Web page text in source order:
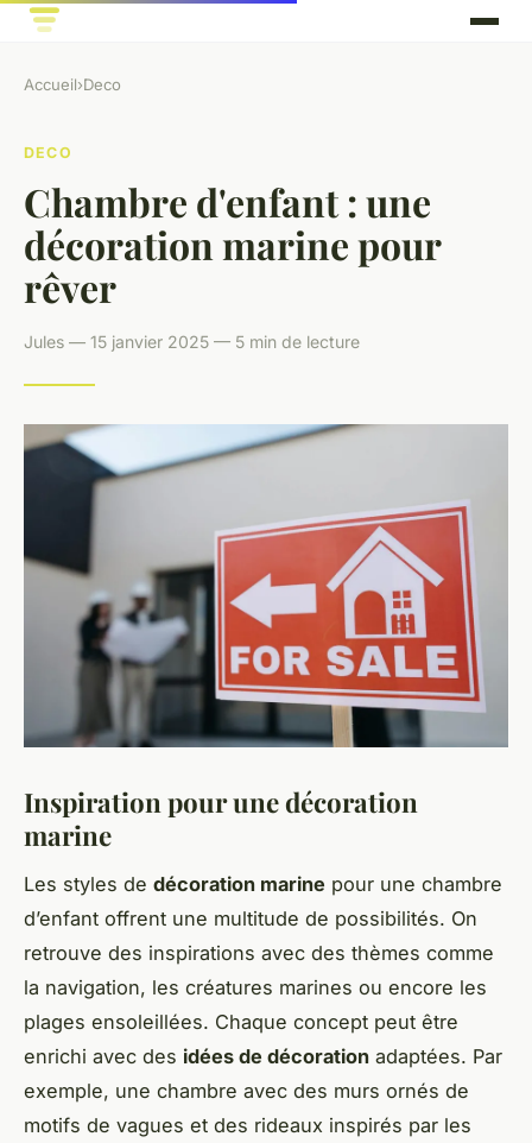
Accueil›Deco
DECO
Chambre d'enfant : une
décoration marine pour
rêver
Jules — 15 janvier 2025 — 5 min de lecture
Inspiration pour une décoration
marine
Les styles de décoration marine pour une chambre
d’enfant offrent une multitude de possibilités. On
retrouve des inspirations avec des thèmes comme
la navigation, les créatures marines ou encore les
plages ensoleillées. Chaque concept peut être
enrichi avec des idées de décoration adaptées. Par
exemple, une chambre avec des murs ornés de
motifs de vagues et des rideaux inspirés par les